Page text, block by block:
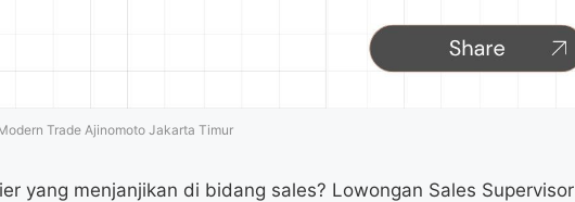
Trade Ajinomoto Jakarta Timur
yang menjanjikan di bidang sales? Lowongan Sales Supervisor